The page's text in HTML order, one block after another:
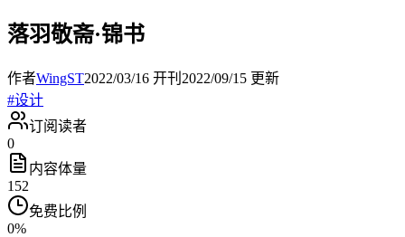
落羽敬斋·锦书
作者WingST2022/03/16 开刊 2022/09/15 更新
#设计
订阅读者
0
内容体量
152
免费比例
0%